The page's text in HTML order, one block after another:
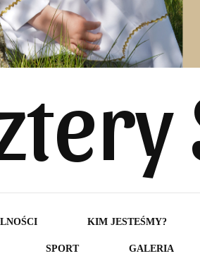
KIM JESTEŚMY?
SPORT GALERIA